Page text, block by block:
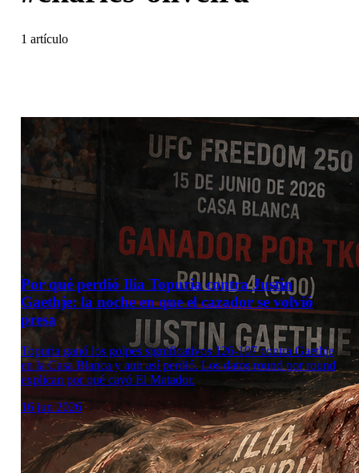
1 artículo
Por qué perdió Ilia Topuria contra Justin
Gaethje: la noche en que el cazador se volvió
presa
Topuria ganó los golpes significativos 126-107 contra Gaethje
en la Casa Blanca y aun así perdió. Los datos round por round
explican por qué cayó El Matador.
16 jun 2026